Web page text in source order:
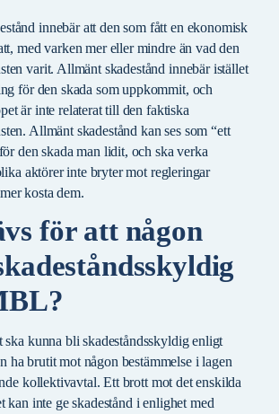
innebär att den som fått en ekonomisk
med varken mer eller mindre än vad den
varit. Allmänt skadestånd innebär istället
för den skada som uppkommit, och
är inte relaterat till den faktiska
Allmänt skadestånd kan ses som “ett
den skada man lidit, och ska verka
aktörer inte bryter mot regleringar
kosta dem.
för att någon
ska kunna bli skadeståndsskyldig enligt
ha brutit mot någon bestämmelse i lagen
kollektivavtal. Ett brott mot det enskilda
kan inte ge skadestånd i enlighet med